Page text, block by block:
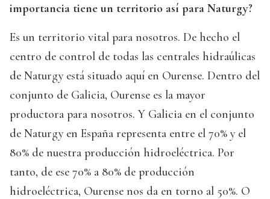
importancia tiene un territorio así para Naturgy?
Es un territorio vital para nosotros. De hecho el
centro de control de todas las centrales hidraúlicas
de Naturgy está situado aquí en Ourense. Dentro del
conjunto de Galicia, Ourense es la mayor
productora para nosotros. Y Galicia en el conjunto
de Naturgy en España representa entre el 70% y el
80% de nuestra producción hidroeléctrica. Por
tanto, de ese 70% a 80% de producción
hidroeléctrica, Ourense nos da en torno al 50%. O